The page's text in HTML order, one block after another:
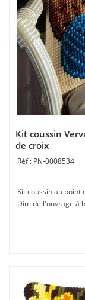
Kit coussin
de croix
PN-0008534
Kit coussin au point
Dim de l'ouvrage à